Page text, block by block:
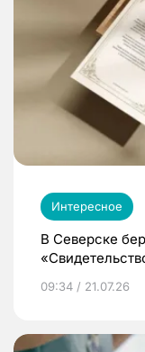
Интересное
В Северске
09:34 / 21.07.26